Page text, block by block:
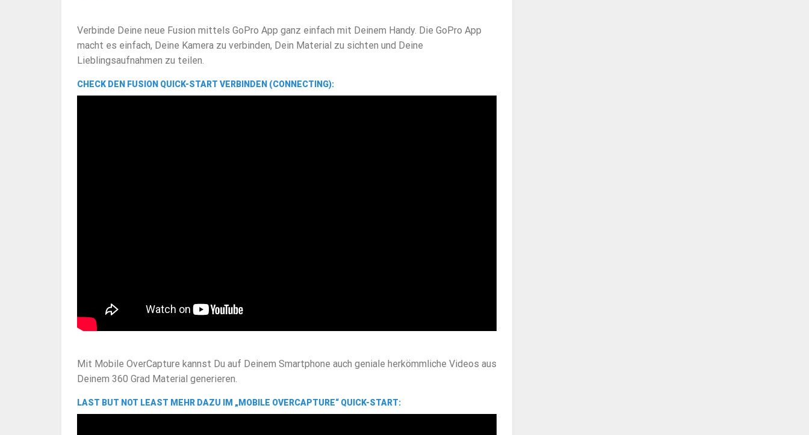
Verbinde Deine neue Fusion mittels GoPro App ganz einfach mit Deinem Handy. Die GoPro App
macht es einfach, Deine Kamera zu verbinden, Dein Material zu sichten und Deine
Lieblingsaufnahmen zu teilen.
CHECK DEN FUSION QUICK-START VERBINDEN (CONNECTING):
Mit Mobile OverCapture kannst Du auf Deinem Smartphone auch geniale herkömmliche Videos aus
Deinem 360 Grad Material generieren.
LAST BUT NOT LEAST MEHR DAZU IM „MOBILE OVERCAPTURE“ QUICK-START: